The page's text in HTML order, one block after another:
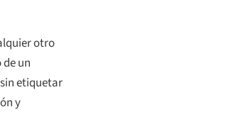
otro
un
etiquetar
y